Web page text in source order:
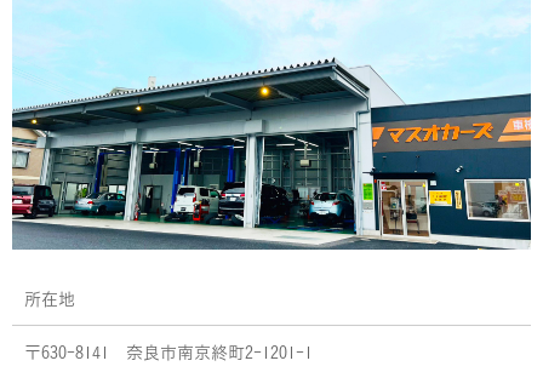
所在地
〒630-8141 奈良市南京終町2-1201-1